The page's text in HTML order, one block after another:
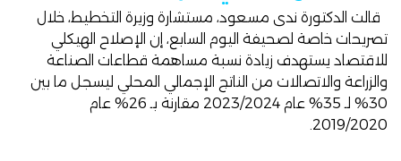
قالت الدكتورة ندى مسعود، مستشارة وزيرة التخطيط، خلال
تصريحات خاصة لصحيفة اليوم السابع، إن الإصلاح الهيكلي
للاقتصاد يستهدف زيادة نسبة مساهمة قطاعات الصناعة
والزراعة والاتصالات من الناتج الإجمالي المحلي ليسجل ما بين
30% لـ 35% عام 2023/2024 مقارنة بـ 26% عام
2019/2020.